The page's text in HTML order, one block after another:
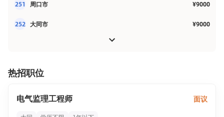
251 周口市 ¥9000
252 大同市 ¥9000
热招职位
电气监理工程师 面议